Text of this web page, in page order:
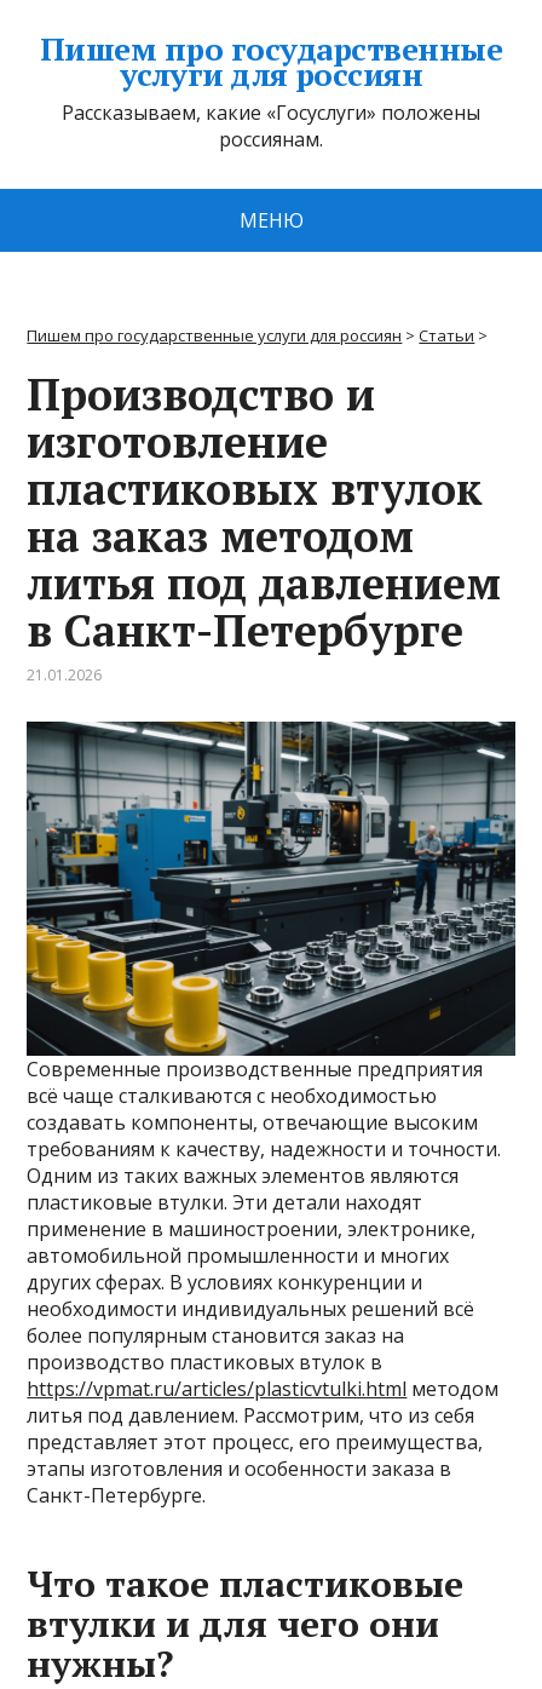
Пишем про государственные
услуги для россиян
Рассказываем, какие «Госуслуги» положены
россиянам.
МЕНЮ
Пишем про государственные услуги для россиян >Статьи >
Производство и
изготовление
пластиковых втулок
на заказ методом
литья под давлением
в Санкт-Петербурге
21.01.2026
Современные производственные предприятия
всё чаще сталкиваются с необходимостью
создавать компоненты, отвечающие высоким
требованиям к качеству, надежности и точности.
Одним из таких важных элементов являются
пластиковые втулки. Эти детали находят
применение в машиностроении, электронике,
автомобильной промышленности и многих
других сферах. В условиях конкуренции и
необходимости индивидуальных решений всё
более популярным становится заказ на
производство пластиковых втулок в
https://vpmat.ru/articles/plasticvtulki.html методом
литья под давлением. Рассмотрим, что из себя
представляет этот процесс, его преимущества,
этапы изготовления и особенности заказа в
Санкт-Петербурге.
Что такое пластиковые
втулки и для чего они
нужны?